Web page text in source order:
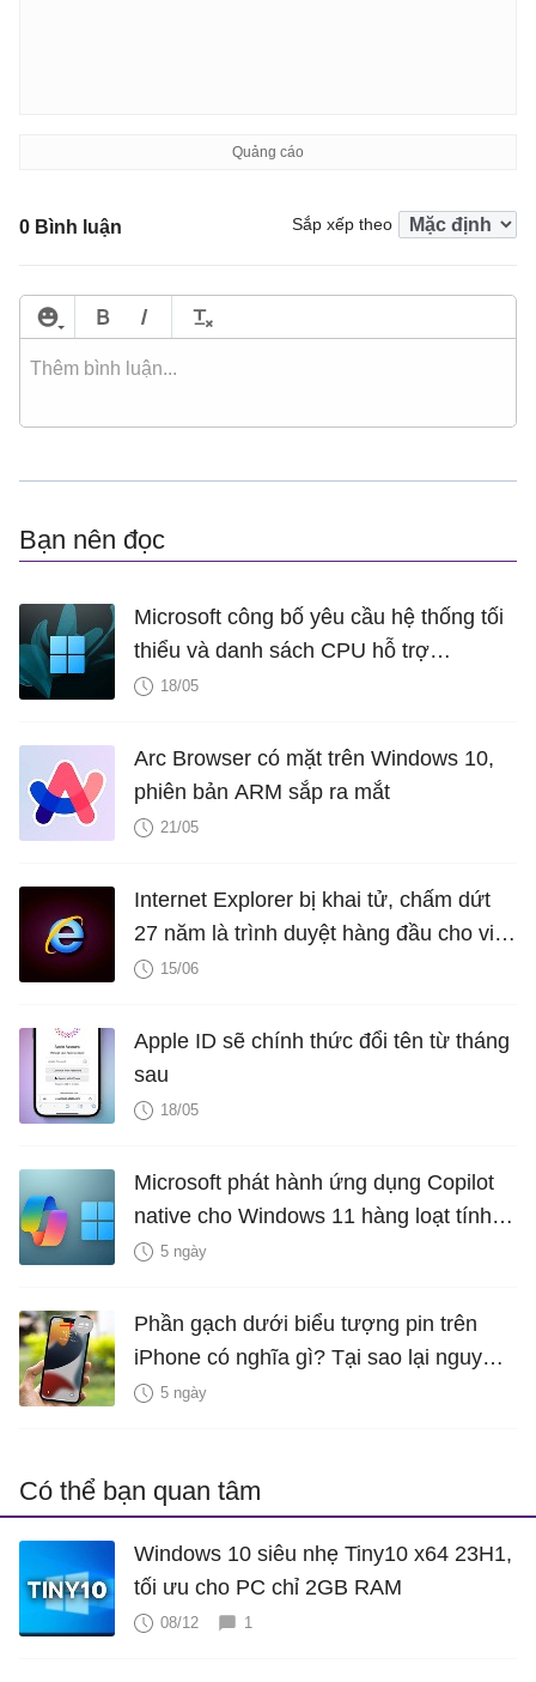
0 Bình luận Sắp xếp theo
Bạn nên đọc
Microsoft công bố yêu cầu hệ thống tối
thiểu và danh sách CPU hỗ trợ
Windows 11 LTSC 2024
18/05
Arc Browser có mặt trên Windows 10,
phiên bản ARM sắp ra mắt
21/05
Internet Explorer bị khai tử, chấm dứt
27 năm là trình duyệt hàng đầu cho việc
tải trình duyệt khác
15/06
Apple ID sẽ chính thức đổi tên từ tháng
sau
18/05
Microsoft phát hành ứng dụng Copilot
native cho Windows 11 hàng loạt tính
năng mới Hữu Ích
5 ngày
Phần gạch dưới biểu tượng pin trên
iPhone có nghĩa gì? Tại sao lại nguy
hiểm?
5 ngày
Có thể bạn quan tâm
Windows 10 siêu nhẹ Tiny10 x64 23H1,
tối ưu cho PC chỉ 2GB RAM
08/12 1